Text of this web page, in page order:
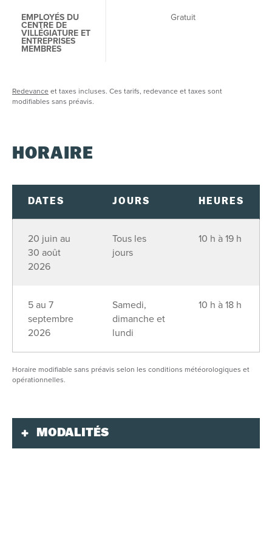
EMPLOYÉS DU
CENTRE DE
VILLÉGIATURE ET
ENTREPRISES
MEMBRES
Gratuit
Redevance et taxes incluses. Ces tarifs, redevance et taxes sont
modifiables sans préavis.
HORAIRE
DATES JOURS HEURES
20 juin au
30 août
2026
Tous les
jours
10 h à 19 h
5 au 7
septembre
2026
Samedi,
dimanche et
lundi
10 h à 18 h
Horaire modifiable sans préavis selon les conditions météorologiques et
opérationnelles.
MODALITÉS